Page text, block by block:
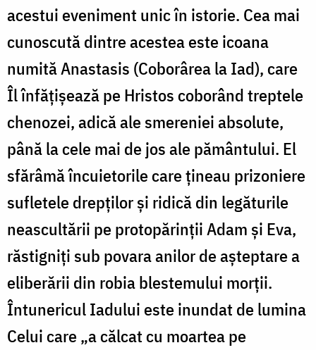
acestui eveniment unic în istorie. Cea mai
cunoscută dintre acestea este icoana
numită Anastasis (Coborârea la Iad), care
Îl înfățișează pe Hristos coborând treptele
chenozei, adică ale smereniei absolute,
până la cele mai de jos ale pământului. El
sfărâmă încuietorile care țineau prizoniere
sufletele drepților și ridică din legăturile
neascultării pe protopărinții Adam și Eva,
răstigniți sub povara anilor de așteptare a
eliberării din robia blestemului morții.
Întunericul Iadului este inundat de lumina
Celui care „a călcat cu moartea pe